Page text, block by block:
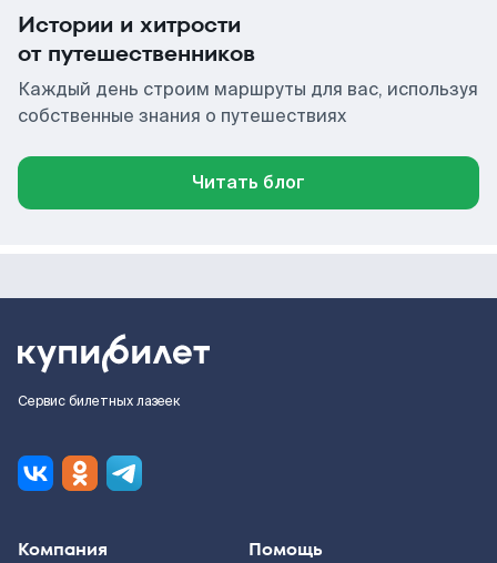
Истории и хитрости
от путешественников
Каждый день строим маршруты для вас, используя
собственные знания о путешествиях
Читать блог
Сервис билетных лазеек
Компания Помощь